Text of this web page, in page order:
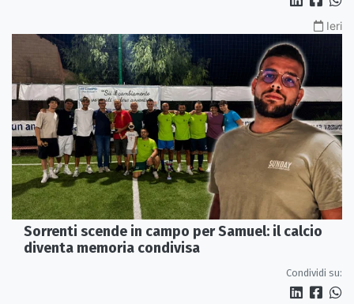
Ieri
Sorrenti scende in campo per Samuel: il calcio
diventa memoria condivisa
Condividi su: